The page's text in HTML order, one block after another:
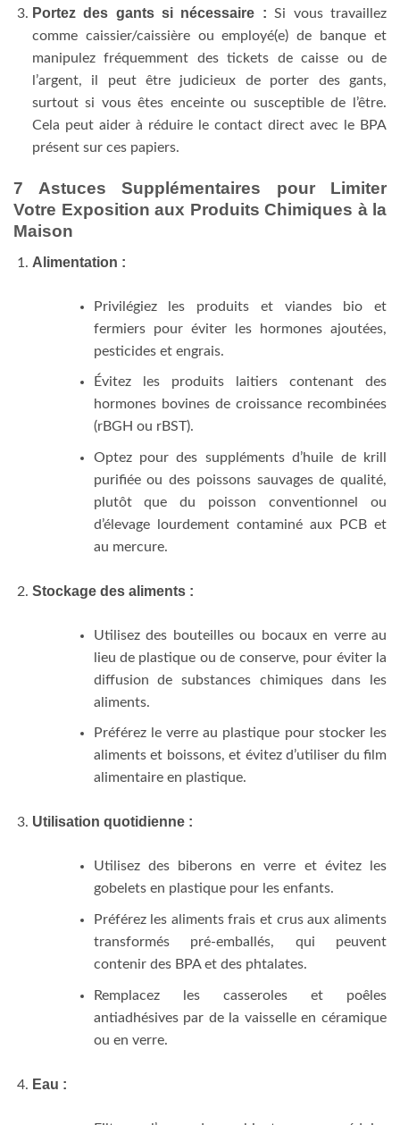
Portez des gants si nécessaire : Si vous travaillez
comme caissier/caissière ou employé(e) de banque et
manipulez fréquemment des tickets de caisse ou de
l’argent, il peut être judicieux de porter des gants,
surtout si vous êtes enceinte ou susceptible de l’être.
Cela peut aider à réduire le contact direct avec le BPA
présent sur ces papiers.
7 Astuces Supplémentaires pour Limiter
Votre Exposition aux Produits Chimiques à la
Maison
Alimentation :
Privilégiez les produits et viandes bio et
fermiers pour éviter les hormones ajoutées,
pesticides et engrais.
Évitez les produits laitiers contenant des
hormones bovines de croissance recombinées
(rBGH ou rBST).
Optez pour des suppléments d’huile de krill
purifiée ou des poissons sauvages de qualité,
plutôt que du poisson conventionnel ou
d’élevage lourdement contaminé aux PCB et
au mercure.
Stockage des aliments :
Utilisez des bouteilles ou bocaux en verre au
lieu de plastique ou de conserve, pour éviter la
diffusion de substances chimiques dans les
aliments.
Préférez le verre au plastique pour stocker les
aliments et boissons, et évitez d’utiliser du film
alimentaire en plastique.
Utilisation quotidienne :
Utilisez des biberons en verre et évitez les
gobelets en plastique pour les enfants.
Préférez les aliments frais et crus aux aliments
transformés pré-emballés, qui peuvent
contenir des BPA et des phtalates.
Remplacez les casseroles et poêles
antiadhésives par de la vaisselle en céramique
ou en verre.
Eau :